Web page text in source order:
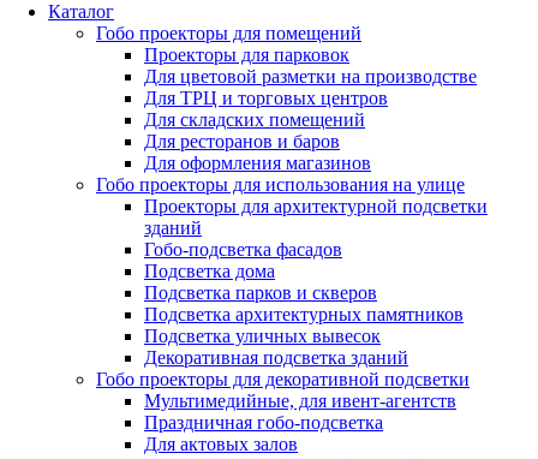
Каталог
Гобо проекторы для помещений
Проекторы для парковок
Для цветовой разметки на производстве
Для ТРЦ и торговых центров
Для складских помещений
Для ресторанов и баров
Для оформления магазинов
Гобо проекторы для использования на улице
Проекторы для архитектурной подсветки
зданий
Гобо-подсветка фасадов
Подсветка дома
Подсветка парков и скверов
Подсветка архитектурных памятников
Подсветка уличных вывесок
Декоративная подсветка зданий
Гобо проекторы для декоративной подсветки
Мультимедийные, для ивент-агентств
Праздничная гобо-подсветка
Для актовых залов